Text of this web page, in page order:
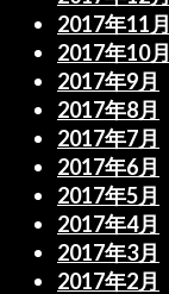
2017年11月
2017年10月
2017年9月
2017年8月
2017年7月
2017年6月
2017年5月
2017年4月
2017年3月
2017年2月